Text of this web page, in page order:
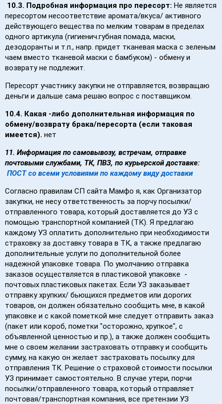
10.3. Подробная информация про пересорт: Не является
пересортом несоответствие аромата/вкуса/ активного
действующего вещества по мелким товарам в пределах
одного артикула (гигиенич.губная помада, маски,
дезодоранты и т.п., напр. придет тканевая маска с зеленым
чаем вместо тканевой маски с бамбуком) - обмену и
возврату не подлежит.
Пересорт участнику закупки не отправляется, возвращаю
деньги и дальше сама решаю вопрос с поставщиком.
10.4. Какая -либо дополнительная информация по
обмену/возврату брака/пересорта (если таковая
имеется). нет
11. Информация по самовывозу, встречам, отправке
почтовыми службами, ТК, ПВЗ, по курьерской доставке:
ПОСТ со всеми условиями по каждому виду доставки
Согласно правилам СП сайта Мамфо я, как Организатор
закупки, не несу ответственность за порчу посылки/
отправленного товара, который доставляется до УЗ с
помощью транспортной компанией (ТК). Я предлагаю
каждому УЗ оплатить дополнительно при необходимости
страховку за доставку товара в ТК, а также предлагаю
дополнительные услуги по дополнительной более
надежной упаковке товара. По умолчанию отправка
заказов осуществляется в пластиковой упаковке -
почтовых пластиковых пакетах. Если УЗ заказывает
отправку хрупких/ бьющихся предметов или дорогих
товаров, он должен обязательно сообщить мне, в какой
упаковке и с какой пометкой мне следует отправить заказ
(пакет или короб, пометки "осторожно, хрупкое", с
объявленной ценностью и пр.), а также должен сообщить
мне о своем желании застраховать отправку и сообщить
сумму, на какую он желает застраховать посылку для
отправления ТК. Решение о страховой стоимости посылки
УЗ принимает самостоятельно. В случае утери, порчи
посылки/отправленного товара, который отправляет
почтовая/транспортная компания, все претензии УЗ